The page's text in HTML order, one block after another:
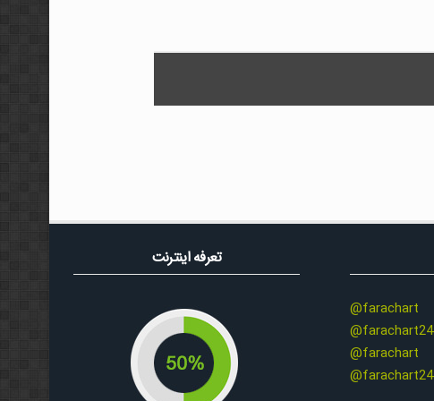
@farachart
@farachart24
@farachart
@farachart24
تعرفه اینترنت